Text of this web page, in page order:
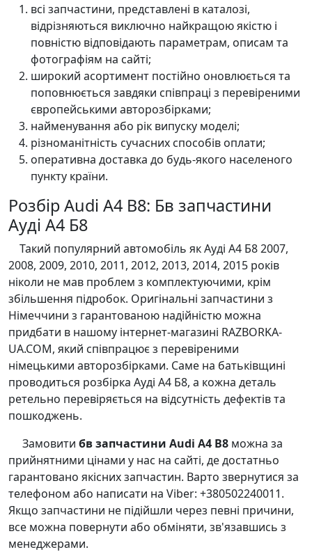
всі запчастини, представлені в каталозі,
відрізняються виключно найкращою якістю і
повністю відповідають параметрам, описам та
фотографіям на сайті;
широкий асортимент постійно оновлюється та
поповнюється завдяки співпраці з перевіреними
європейськими авторозбірками;
найменування або рік випуску моделі;
різноманітність сучасних способів оплати;
оперативна доставка до будь-якого населеного
пункту країни.
Розбір Audi A4 B8: Бв запчастини
Ауді А4 Б8
Такий популярний автомобіль як Ауді А4 Б8 2007,
2008, 2009, 2010, 2011, 2012, 2013, 2014, 2015 років
ніколи не мав проблем з комплектуючими, крім
збільшення підробок. Оригінальні запчастини з
Німеччини з гарантованою надійністю можна
придбати в нашому інтернет-магазині RAZBORKA-
UA.COM, який співпрацює з перевіреними
німецькими авторозбірками. Саме на батьківщині
проводиться розбірка Ауді А4 Б8, а кожна деталь
ретельно перевіряється на відсутність дефектів та
пошкоджень.
Замовити бв запчастини Audi A4 B8 можна за
прийнятними цінами у нас на сайті, де достатньо
гарантовано якісних запчастин. Варто звернутися за
телефоном або написати на Viber: +380502240011.
Якщо запчастини не підійшли через певні причини,
все можна повернути або обміняти, зв'язавшись з
менеджерами.